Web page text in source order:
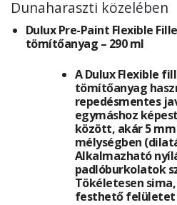
Dunaharaszti közelében
Dulux Pre-Paint Flexible
tömítőanyag – 290 ml
A Dulux Flexible
tömítőanyag
repedésmentes
egymáshoz
között, akár 5 mm
mélységben
Alkalmazható
padlóburkolatok
Tökéletesen
festhető